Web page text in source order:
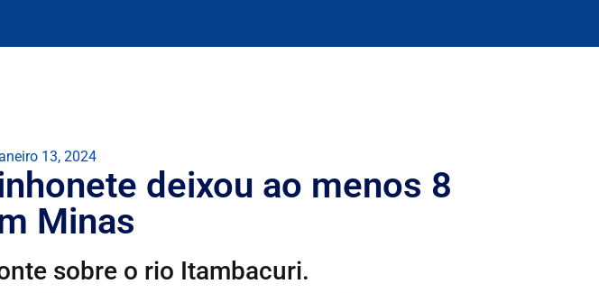
13, 2024
deixou ao menos 8
Minas
sobre o rio Itambacuri.